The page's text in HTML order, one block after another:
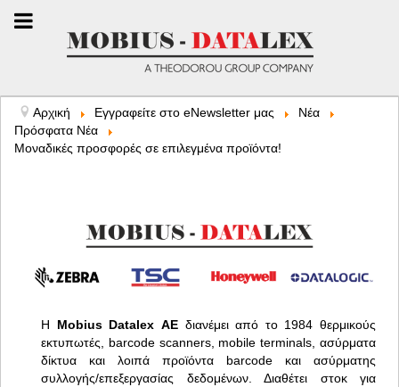
Αρχική Εγγραφείτε στο eNewsletter μας
Νέα
Πρόσφατα Νέα
Μοναδικές προσφορές σε επιλεγμένα προϊόντα!
Η Mobius Datalex ΑΕδιανέμει από το 1984 θερμικούς
εκτυπωτές, barcode scanners, mobile terminals, ασύρματα
δίκτυα και λοιπά προϊόντα barcode και ασύρματης
συλλογής/επεξεργασίας δεδομένων. Διαθέτει στοκ για